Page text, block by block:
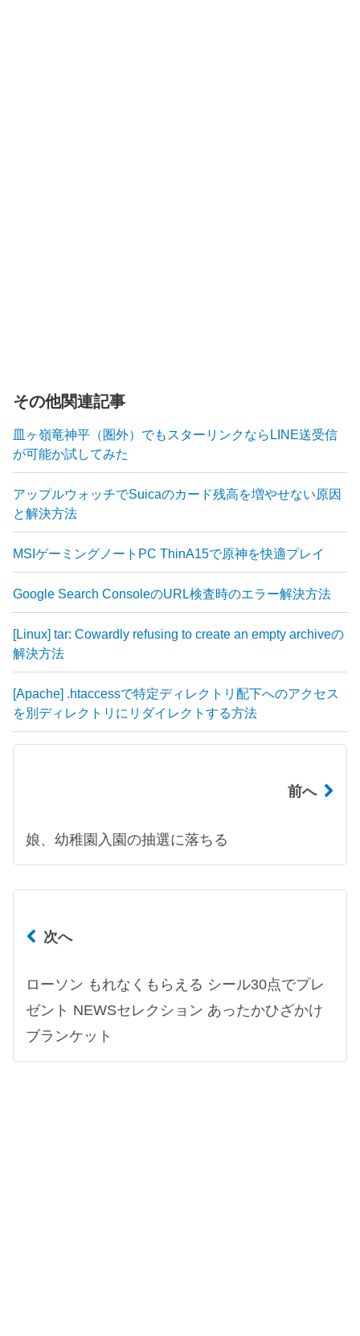
その他関連記事
皿ヶ嶺竜神平（圏外）でもスターリンクならLINE送受信
が可能か試してみた
アップルウォッチでSuicaのカード残高を増やせない原因
と解決方法
MSIゲーミングノートPC ThinA15で原神を快適プレイ
Google Search ConsoleのURL検査時のエラー解決方法
[Linux] tar: Cowardly refusing to create an empty archiveの
解決方法
[Apache] .htaccessで特定ディレクトリ配下へのアクセス
を別ディレクトリにリダイレクトする方法
前へ
娘、幼稚園入園の抽選に落ちる
次へ
ローソン もれなくもらえる シール30点でプレ
ゼント NEWSセレクション あったかひざかけ
ブランケット